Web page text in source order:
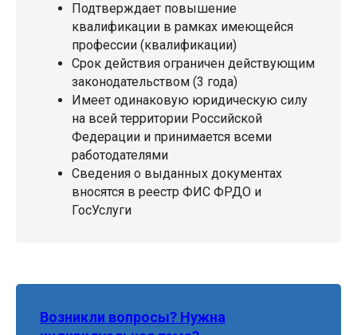
Подтверждает повышение
квалификации в рамках имеющейся
профессии (квалификации)
Срок действия ограничен действующим
законодательством (3 года)
Имеет одинаковую юридическую силу
на всей территории Российской
Федерации и принимается всеми
работодателями
Сведения о выданных документах
вносятся в реестр ФИС ФРДО и
ГосУслуги
Возникли вопросы? Нужна